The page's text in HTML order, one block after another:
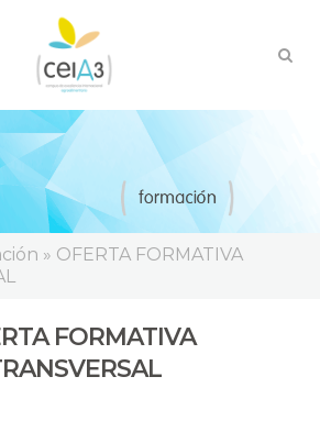
» OFERTA FORMATIVA
FORMATIVA